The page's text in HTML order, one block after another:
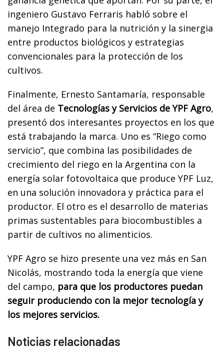
ingeniero Gustavo Ferraris habló sobre el
manejo Integrado para la nutrición y la sinergia
entre productos biológicos y estrategias
convencionales para la protección de los
cultivos.
Finalmente, Ernesto Santamaría, responsable
del área de Tecnologías y Servicios de YPF Agro,
presentó dos interesantes proyectos en los que
está trabajando la marca. Uno es “Riego como
servicio”, que combina las posibilidades de
crecimiento del riego en la Argentina con la
energía solar fotovoltaica que produce YPF Luz,
en una solución innovadora y práctica para el
productor. El otro es el desarrollo de materias
primas sustentables para biocombustibles a
partir de cultivos no alimenticios.
YPF Agro se hizo presente una vez más en San
Nicolás, mostrando toda la energía que viene
del campo, para que los productores puedan
seguir produciendo con la mejor tecnología y
los mejores servicios.
Noticias relacionadas